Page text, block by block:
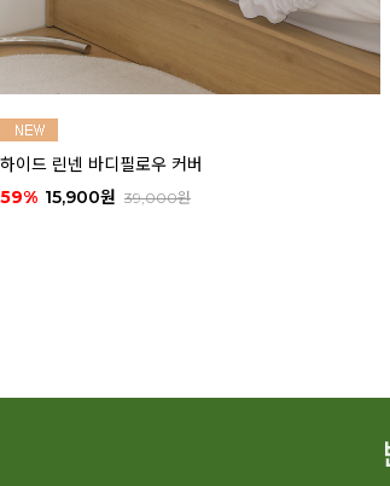
넨 롱롱 바디필로우 커버
원 55,000원